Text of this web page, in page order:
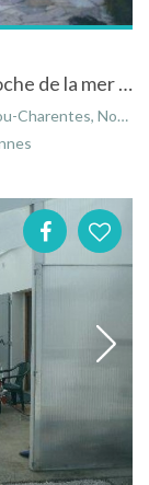
Location maison pour 6 personnes, proche de la mer à La Palmyre
Aquitaine, France